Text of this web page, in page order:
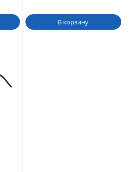
В корзину